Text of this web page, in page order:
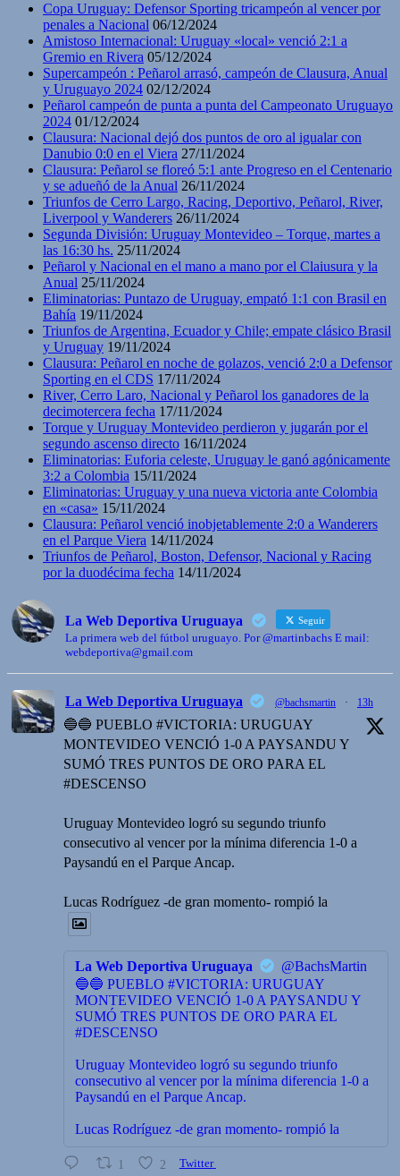
Copa Uruguay: Defensor Sporting tricampeón al vencer por
penales a Nacional 06/12/2024
Amistoso Internacional: Uruguay «local» venció 2:1 a
Gremio en Rivera 05/12/2024
Supercampeón : Peñarol arrasó, campeón de Clausura, Anual
y Uruguayo 2024 02/12/2024
Peñarol campeón de punta a punta del Campeonato Uruguayo
2024 01/12/2024
Clausura: Nacional dejó dos puntos de oro al igualar con
Danubio 0:0 en el Viera 27/11/2024
Clausura: Peñarol se floreó 5:1 ante Progreso en el Centenario
y se adueñó de la Anual 26/11/2024
Triunfos de Cerro Largo, Racing, Deportivo, Peñarol, River,
Liverpool y Wanderers 26/11/2024
Segunda División: Uruguay Montevideo – Torque, martes a
las 16:30 hs. 25/11/2024
Peñarol y Nacional en el mano a mano por el Claiusura y la
Anual 25/11/2024
Eliminatorias: Puntazo de Uruguay, empató 1:1 con Brasil en
Bahía 19/11/2024
Triunfos de Argentina, Ecuador y Chile; empate clásico Brasil
y Uruguay 19/11/2024
Clausura: Peñarol en noche de golazos, venció 2:0 a Defensor
Sporting en el CDS 17/11/2024
River, Cerro Laro, Nacional y Peñarol los ganadores de la
decimotercera fecha 17/11/2024
Torque y Uruguay Montevideo perdieron y jugarán por el
segundo ascenso directo 16/11/2024
Eliminatorias: Euforia celeste, Uruguay le ganó agónicamente
3:2 a Colombia 15/11/2024
Eliminatorias: Uruguay y una nueva victoria ante Colombia
en «casa» 15/11/2024
Clausura: Peñarol venció inobjetablemente 2:0 a Wanderers
en el Parque Viera 14/11/2024
Triunfos de Peñarol, Boston, Defensor, Nacional y Racing
por la duodécima fecha 14/11/2024
La Web Deportiva Uruguaya Seguir
La primera web del fútbol uruguayo. Por @martinbachs E mail:
webdeportiva@gmail.com
La Web Deportiva Uruguaya @bachsmartin · 13h
🔵🔵 PUEBLO #VICTORIA: URUGUAY
MONTEVIDEO VENCIÓ 1-0 A PAYSANDU Y
SUMÓ TRES PUNTOS DE ORO PARA EL
#DESCENSO
Uruguay Montevideo logró su segundo triunfo
consecutivo al vencer por la mínima diferencia 1-0 a
Paysandú en el Parque Ancap.
Lucas Rodríguez -de gran momento- rompió la
La Web Deportiva Uruguaya
@BachsMartin
🔵🔵 PUEBLO #VICTORIA: URUGUAY
MONTEVIDEO VENCIÓ 1-0 A PAYSANDU Y
SUMÓ TRES PUNTOS DE ORO PARA EL
#DESCENSO
Uruguay Montevideo logró su segundo triunfo
consecutivo al vencer por la mínima diferencia 1-0 a
Paysandú en el Parque Ancap.
Lucas Rodríguez -de gran momento- rompió la
1 2 Twitter